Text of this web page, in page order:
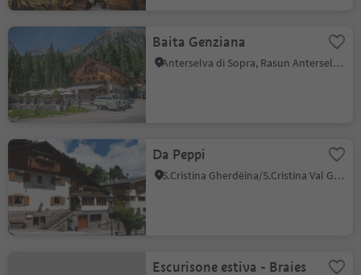
Baita Genziana
Anterselva di Sopra, Rasun Anterselva, Regione dolomitica Plan de Corones
Da Peppi
S.Cristina Gherdëina/S.Cristina Val Gardena, Santa Cristina Val Gardena, Regione dolomitica Val Gardena
Escurisone estiva - Braies